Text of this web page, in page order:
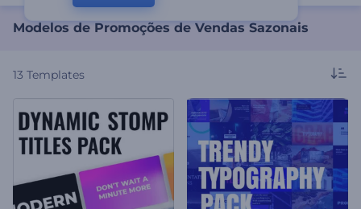
Modelos de Promoções de Vendas Sazonais
13 Templates